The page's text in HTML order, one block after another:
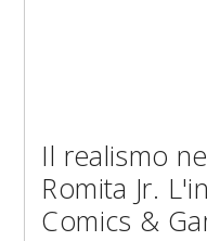
Il realismo
Romita Jr.
Comics &